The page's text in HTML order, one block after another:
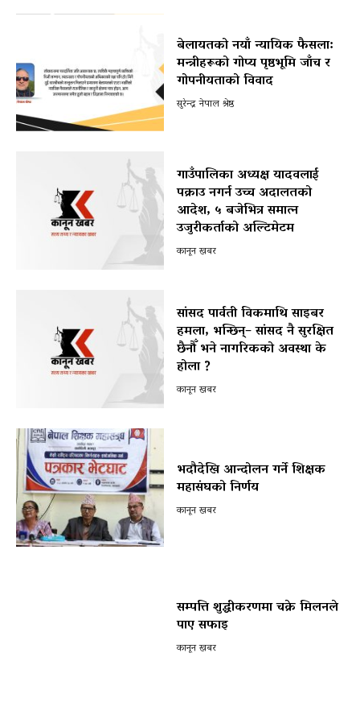
बेलायतको नयाँ न्यायिक फैसला:
मन्त्रीहरूको गोप्य पृष्ठभूमि जाँच र
गोपनीयताको विवाद
सुरेन्द्र नेपाल श्रेष्ठ
गाउँपालिका अध्यक्ष यादवलाई
पक्राउ नगर्न उच्च अदालतको
आदेश, ५ बजेभित्र समात्न
उजुरीकर्ताको अल्टिमेटम
कानून खबर
सांसद पार्वती विकमाथि साइबर
हमला, भन्छिन्– सांसद नै सुरक्षित
छैनौँ भने नागरिकको अवस्था के
होला ?
कानून खबर
भदौदेखि आन्दोलन गर्ने शिक्षक
महासंघको निर्णय
कानून खबर
सम्पत्ति शुद्धीकरणमा चक्रे मिलनले
पाए सफाइ
कानून खबर